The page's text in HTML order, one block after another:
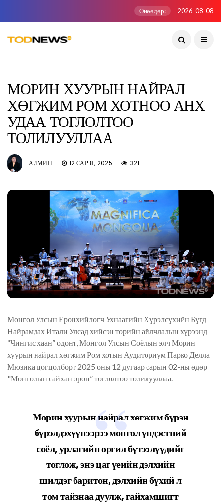
Өнөөдөр: 2026-08-08
МОРИН ХУУРЫН НАЙРАЛ
ХӨГЖИМ РОМ ХОТНОО АНХ
УДАА ТОГЛОЛТОО
ТОЛИЛУУЛЛАА
АДМИН 12 САР 8, 2025 321
Монгол Улсын Ерөнхийлөгч Ухнаагийн Хүрэлсүхийн Бүгд
Найрамдах Итали Улсад хийсэн төрийн айлчлалын хүрээнд
“Чингис хаан” одонт, Монгол Улсын Соёлын элч Морин
хуурын найрал хөгжим Ром хотын Аудиториум Парко Делла
Мюзика цогцолборт 2025 оны 12 дугаар сарын 02-ны өдөр
"Монголын сайхан орон” тоглолтоо толилууллаа.
Морин хуурын найрал хөгжим бүрэн
бүрэлдэхүүнээрээ монгол үндэстний
соёл, урлагийн оргил бүтээлүүдийг
тоглож, энэ цаг үеийн дэлхийн
шилдэг баритон, дэлхийн бүхий л
том тайзнаа дуулж, гайхамшигт